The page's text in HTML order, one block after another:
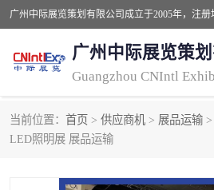
广州中际展览策
当前位置： 首页 > 供应商机 > 展品运输
LED照明展 展品运输
2025年国外照明展
照明展 展